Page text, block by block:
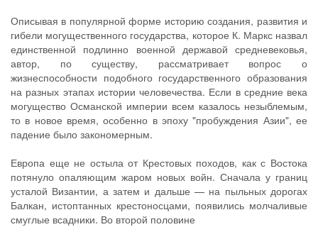
Описывая в популярной форме историю создания, развития и
гибели могущественного государства, которое К. Маркс назвал
единственной подлинно военной державой средневековья,
автор, по существу, рассматривает вопрос о
жизнеспособности подобного государственного образования
на разных этапах истории человечества. Если в средние века
могущество Османской империи всем казалось незыблемым,
то в новое время, особенно в эпоху "пробуждения Азии", ее
падение было закономерным.
Европа еще не остыла от Крестовых походов, как с Востока
потянуло опаляющим жаром новых войн. Сначала у границ
усталой Византии, а затем и дальше — на пыльных дорогах
Балкан, истоптанных крестоносцами, появились молчаливые
смуглые всадники. Во второй половине